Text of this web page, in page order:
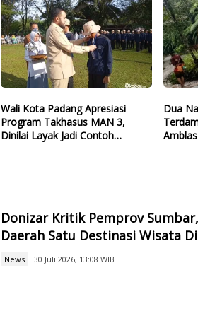
Wali Kota Padang Apresiasi
Program Takhasus MAN 3,
Dinilai Layak Jadi Contoh
Dua
Donizar Kritik Pemprov
Daerah Satu Destinasi Wisata
News 30 Juli 2026, 13:08 WIB